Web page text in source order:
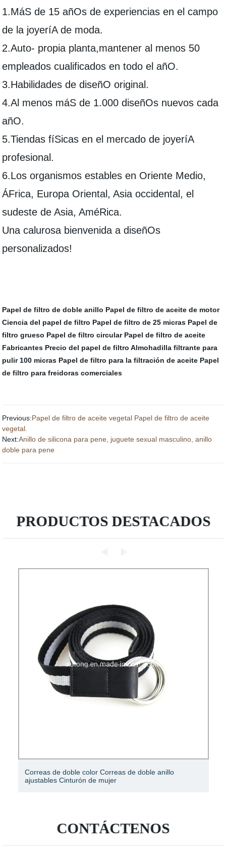
1.MáS de 15 añOs de experiencias en el campo
de la joyeríA de moda.
2.Auto- propia planta,mantener al menos 50
empleados cualificados en todo el añO.
3.Habilidades de diseñO original.
4.Al menos máS de 1.000 diseñOs nuevos cada
añO.
5.Tiendas fíSicas en el mercado de joyeríA
profesional.
6.Los organismos estables en Oriente Medio,
ÁFrica, Europa Oriental, Asia occidental, el
sudeste de Asia, AméRica.
Una calurosa bienvenida a diseñOs
personalizados!
Papel de filtro de doble anillo Papel de filtro de aceite de motor
Ciencia del papel de filtro Papel de filtro de 25 micras Papel de
filtro grueso Papel de filtro circular Papel de filtro de aceite
Fabricantes Precio del papel de filtro Almohadilla filtrante para
pulir 100 micras Papel de filtro para la filtración de aceite Papel
de filtro para freidoras comerciales
Previous:Papel de filtro de aceite vegetal Papel de filtro de aceite
vegetal.
Next:Anillo de silicona para pene, juguete sexual masculino, anillo
doble para pene
PRODUCTOS DESTACADOS
Correas de doble color Correas de doble anillo
ajustables Cinturón de mujer
CONTÁCTENOS